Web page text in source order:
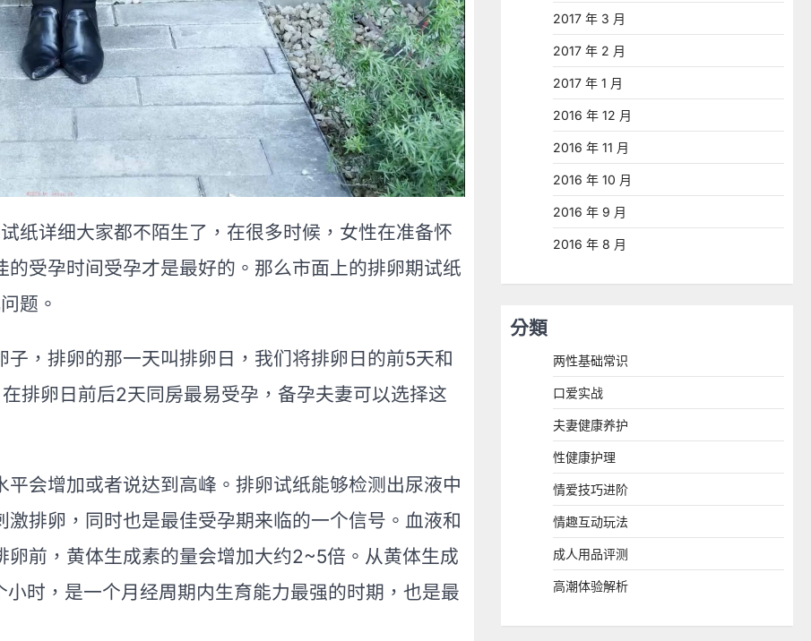
详细大家都不陌生了，在很多时候，女性在准备怀
受孕时间受孕才是最好的。那么市面上的排卵期试纸
题。
，排卵的那一天叫排卵日，我们将排卵日的前5天和
排卵日前后2天同房最易受孕，备孕夫妻可以选择这
会增加或者说达到高峰。排卵试纸能够检测出尿液中
排卵，同时也是最佳受孕期来临的一个信号。血液和
前，黄体生成素的量会增加大约2~5倍。从黄体生成
时，是一个月经周期内生育能力最强的时期，也是最
2017 年 3 月
2017 年 2 月
2017 年 1 月
2016 年 12 月
2016 年 11 月
2016 年 10 月
2016 年 9 月
2016 年 8 月
分類
两性基础常识
口爱实战
夫妻健康养护
性健康护理
情爱技巧进阶
情趣互动玩法
成人用品评测
高潮体验解析